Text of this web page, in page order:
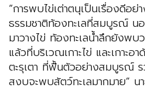
“การพบไข่เต่าตนุเป็นเรื่องดีอ
ธรรมชาติท้องทะเลที่สมบูรณ์ น
มาวางไข่ ท้องทะเลน้ำลึกยังพ
แล้วที่บริเวณเกาะไข่ และเกาะ
ตะรุเตา ที่ฟื้นตัวอย่างสมบูรณ์
สงบจะพบสัตว์ทะเลมากมาย”